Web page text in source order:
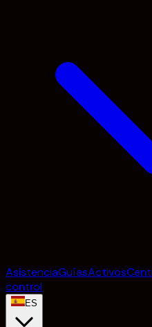
AsistenciaGuíasActivos
control
ES